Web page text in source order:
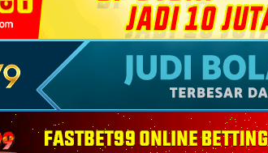
sekitar 32 thn,tingginya sekitar
165cm,dan dadanya ...